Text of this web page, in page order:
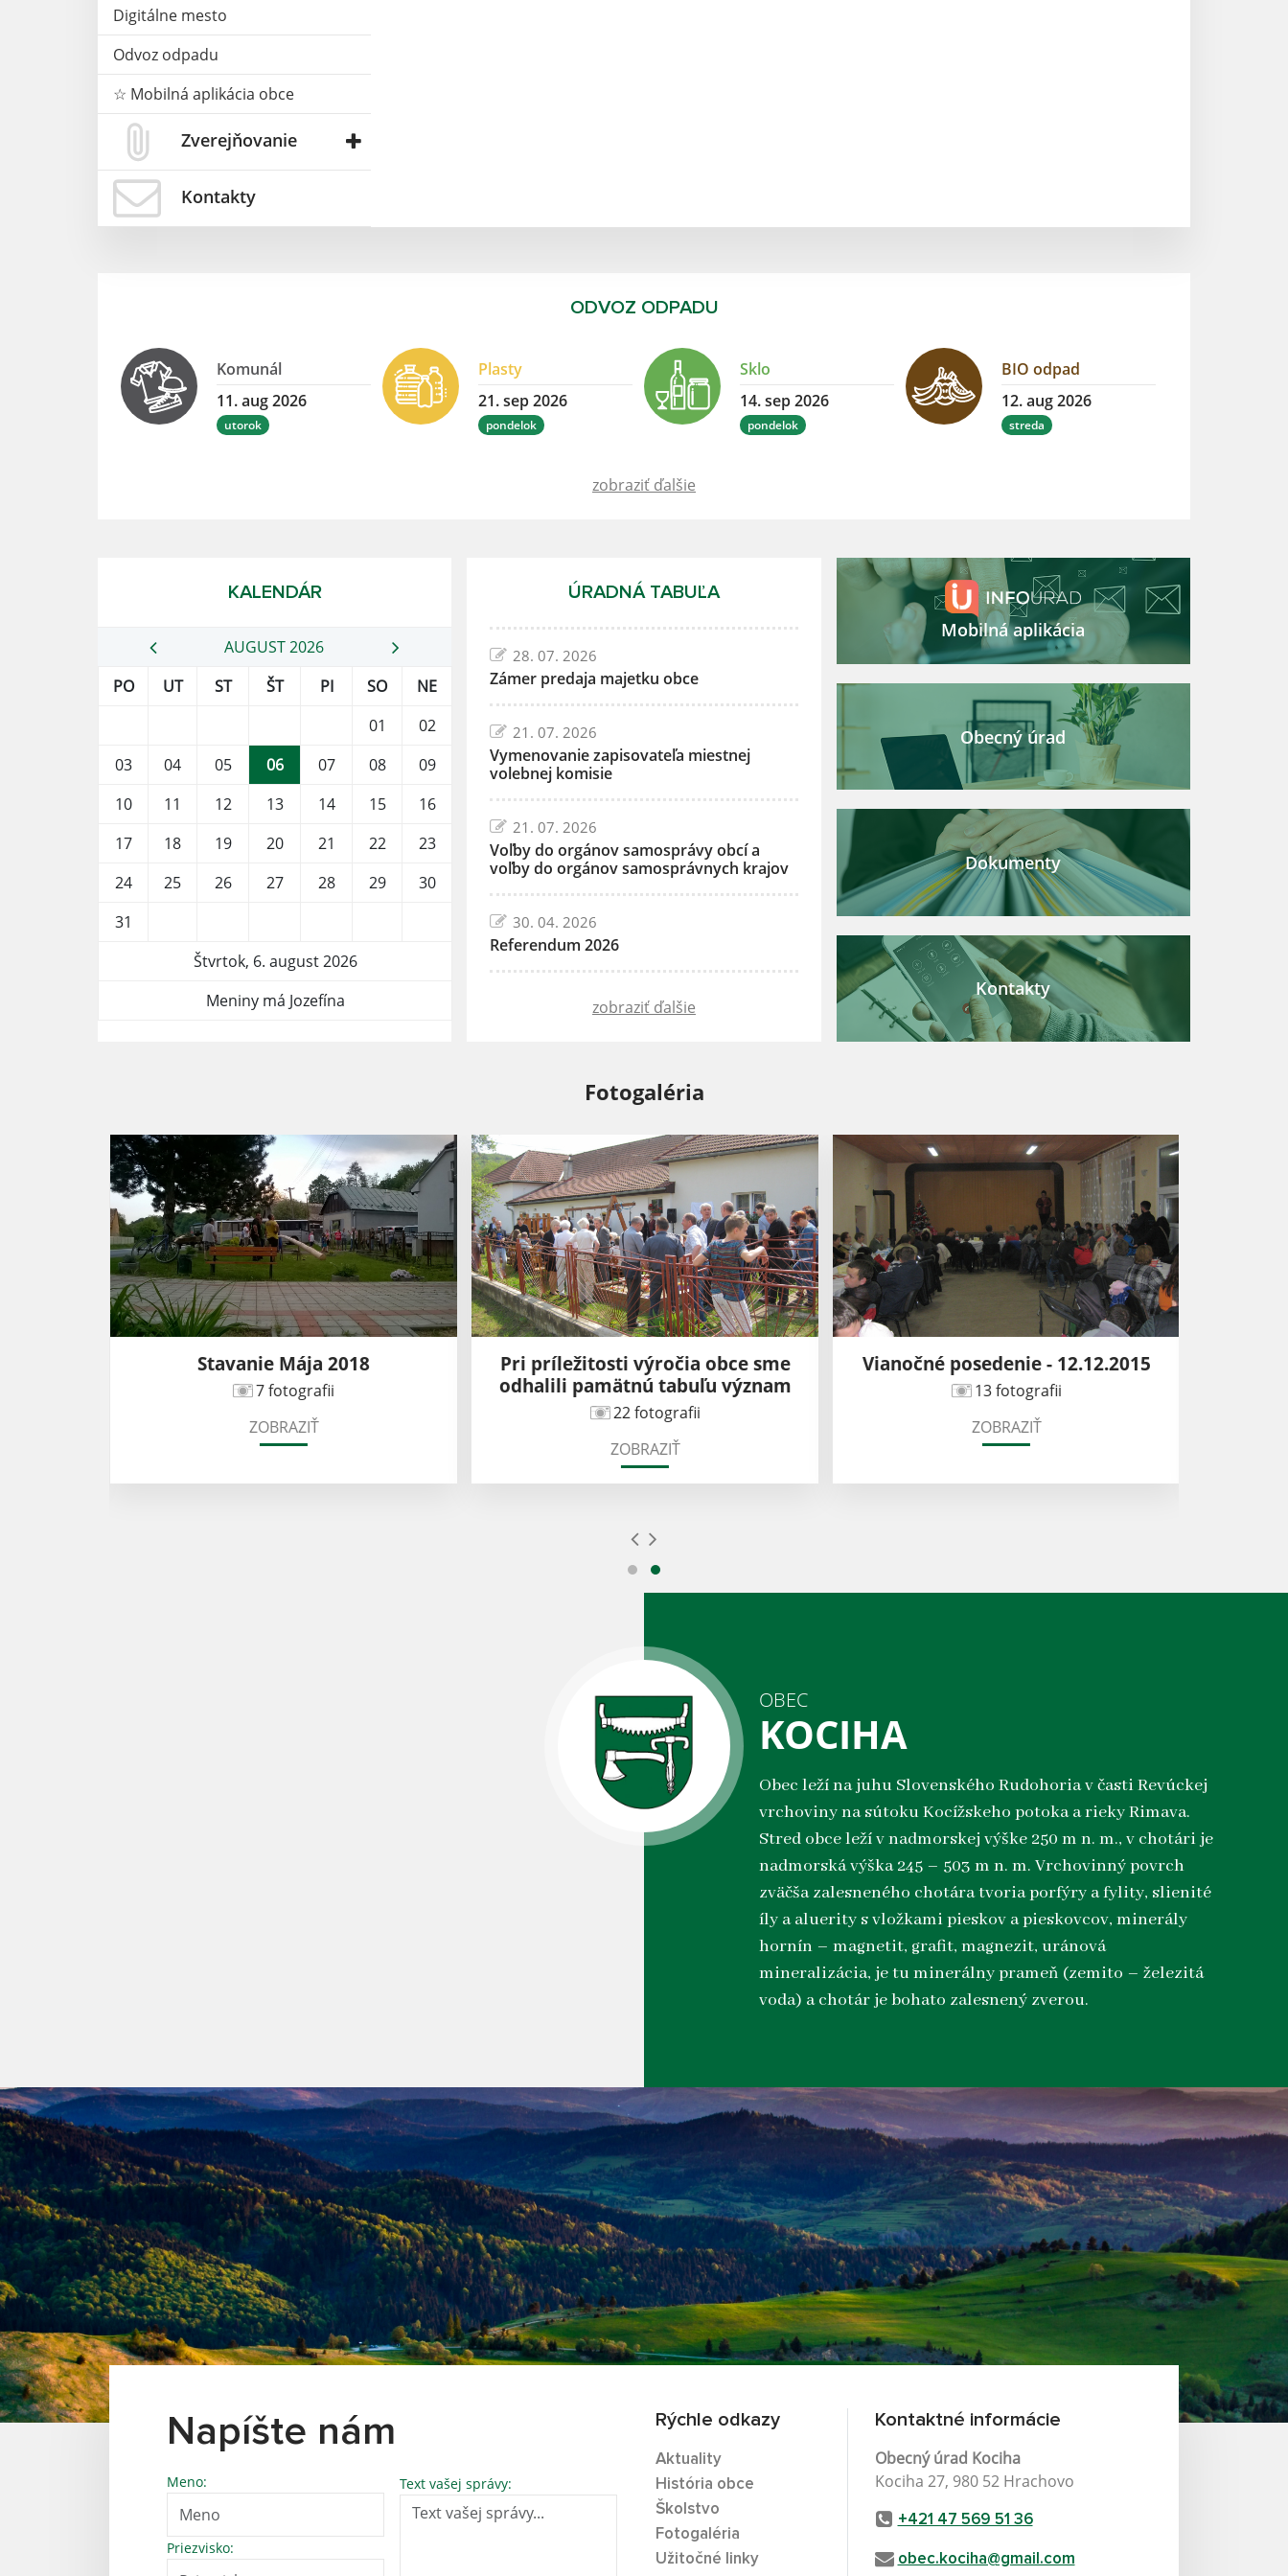
Digitálne mesto
Odvoz odpadu
☆ Mobilná aplikácia obce
Zverejňovanie
Kontakty
ODVOZ ODPADU
Komunál
11. aug 2026
utorok
Plasty
21. sep 2026
pondelok
Sklo
14. sep 2026
pondelok
BIO odpad
12. aug 2026
streda
zobraziť ďalšie
KALENDÁR
AUGUST 2026
PO
UT ST ŠT PI SO
NE
01
02
03
04 05 06 07 08
09
10
11 12 13 14 15
16
17
18 19 20 21 22
23
24
25 26 27 28 29
30
31
Štvrtok, 6. august 2026
Meniny má Jozefína
ÚRADNÁ TABUĽA
28. 07. 2026
Zámer predaja majetku obce
21. 07. 2026
Vymenovanie zapisovateľa miestnej
volebnej komisie
21. 07. 2026
Voľby do orgánov samosprávy obcí a
voľby do orgánov samosprávnych krajov
30. 04. 2026
Referendum 2026
zobraziť ďalšie
Mobilná aplikácia
Obecný úrad
Dokumenty
Kontakty
Fotogaléria
Stavanie Mája 2018
7 fotografii
ZOBRAZIŤ
Pri príležitosti výročia obce sme
odhalili pamätnú tabuľu význam
22 fotografii
ZOBRAZIŤ
Vianočné posedenie - 12.12.2015
13 fotografii
ZOBRAZIŤ
OBEC
KOCIHA
Obec leží na juhu Slovenského Rudohoria v časti Revúckej
vrchoviny na sútoku Kocížskeho potoka a rieky Rimava.
Stred obce leží v nadmorskej výške 250 m n. m., v chotári je
nadmorská výška 245 – 503 m n. m. Vrchovinný povrch
zväčša zalesneného chotára tvoria porfýry a fylity, slienité
íly a aluerity s vložkami pieskov a pieskovcov, minerály
hornín – magnetit, grafit, magnezit, uránová
mineralizácia, je tu minerálny prameň (zemito – železitá
voda) a chotár je bohato zalesnený zverou.
Napíšte nám
Meno:
Priezvisko:
Text vašej správy:
Rýchle odkazy
Aktuality
História obce
Školstvo
Fotogaléria
Užitočné linky
Kontaktné informácie
Obecný úrad Kociha
Kociha 27, 980 52 Hrachovo
+421 47 569 51 36
obec.kociha@gmail.com